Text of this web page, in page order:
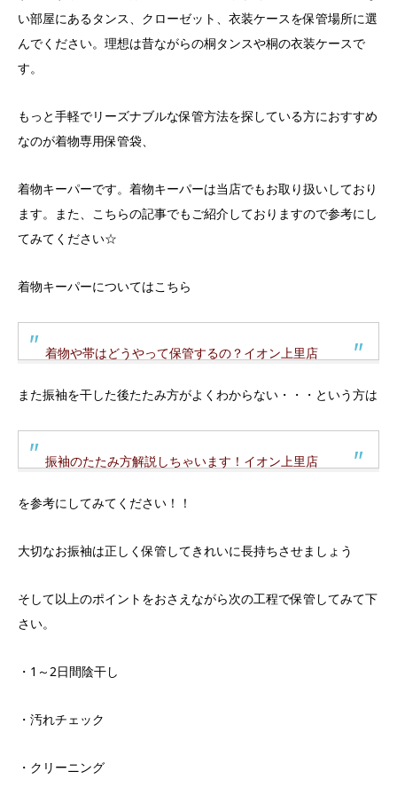
い部屋にあるタンス、クローゼット、衣装ケースを保管場所に選
んでください。理想は昔ながらの桐タンスや桐の衣装ケースで
す。
もっと手軽でリーズナブルな保管方法を探している方におすすめ
なのが着物専用保管袋、
着物キーパーです。着物キーパーは当店でもお取り扱いしており
ます。また、こちらの記事でもご紹介しておりますので参考にし
てみてください☆
着物キーパーについてはこちら
着物や帯はどうやって保管するの？イオン上里店
また振袖を干した後たたみ方がよくわからない・・・という方は
振袖のたたみ方解説しちゃいます！イオン上里店
を参考にしてみてください！！
大切なお振袖は正しく保管してきれいに長持ちさせましょう
そして以上のポイントをおさえながら次の工程で保管してみて下
さい。
・1～2日間陰干し
・汚れチェック
・クリーニング